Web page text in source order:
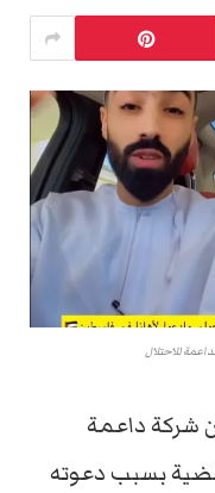
للاحتلال
شركة داعمة
قضية بسبب دعوته